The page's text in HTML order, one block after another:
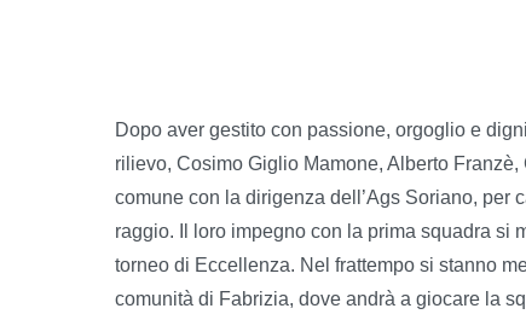
Dopo aver gestito con passione, orgoglio e
rilievo, Cosimo Giglio Mamone, Alberto
comune con la dirigenza dell’Ags Soriano, per
raggio. Il loro impegno con la prima squadra si
torneo di Eccellenza. Nel frattempo si stanno
comunità di Fabrizia, dove andrà a giocare la